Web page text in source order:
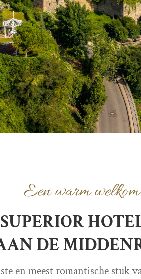
Een warm
DE
en meest romantische stuk